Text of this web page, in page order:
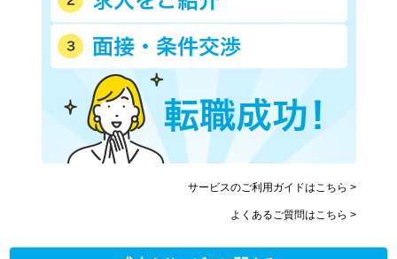
サービスのご利用ガイドはこちら >
よくあるご質問はこちら >